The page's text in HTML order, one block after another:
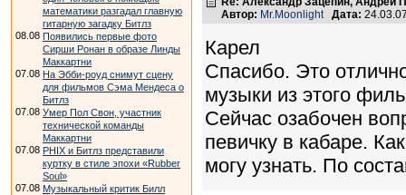
математики разгадал главную
гитарную загадку Битлз
08.08 Появились первые фото
Сирши Ронан в образе Линды
Маккартни
07.08 На Эбби-роуд снимут сцену
для фильмов Сэма Мендеса о
Битлз
07.08 Умер Пол Свон, участник
технической команды
Маккартни
07.08 PHIX и Битлз представили
куртку в стиле эпохи «Rubber
Soul»
07.08 Музыкальный критик Билл
Автор: Mr.Moonlight Дата:
Карел
Спасибо. Это
музыки из этого
Сейчас озабочен
певичку в кабаре.
могу узнать. По